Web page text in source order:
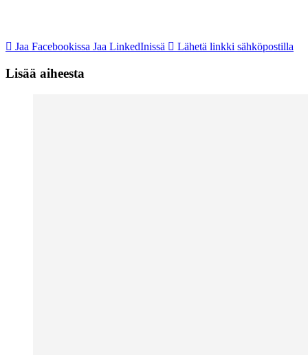
Jaa Facebookissa Jaa LinkedInissä Lähetä linkki sähköpostilla
Lisää aiheesta